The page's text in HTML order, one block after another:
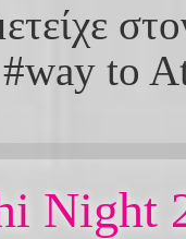
to
Νight